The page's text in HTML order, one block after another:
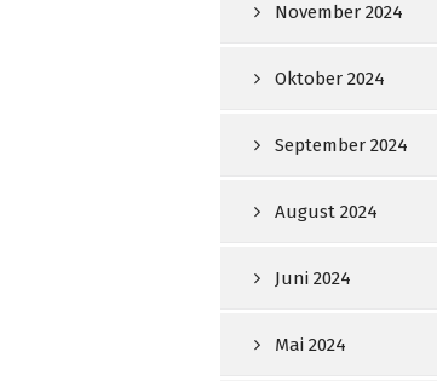
November 2024
Oktober 2024
September 2024
August 2024
Juni 2024
Mai 2024